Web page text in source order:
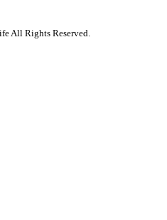
All Rights Reserved.